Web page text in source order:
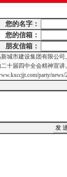
您的名字：
您的信箱：
朋友信箱：
城市建设集团有限公
二十届四中全会精神宣
party/news/